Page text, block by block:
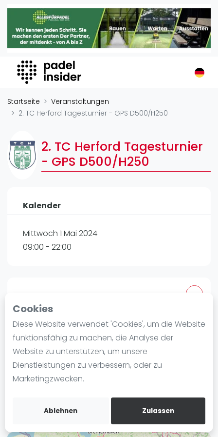
Cookies
Diese Website verwendet 'Cookies', um die Website
funktionsfähig zu machen, die Analyse der
Website zu unterstützen, um unsere
Dienstleistungen zu verbessern, oder zu
Marketingzwecken.
Ablehnen Zulassen
Padel Insider
Home
Organisationen
Buchungssysteme
Padel-Shops
Padel-Marken
Verschiedenes
Veranstaltungen
Playtomic
Ranking
Männer
Blog
Die Geschichte von Padel
Regeln und Punktzählung
Padel Schläge
Video
Startseite
Veranstaltungen
2. TC Herford Tagesturnier - GPS D500/H250
2. TC Herford Tagesturnier
- GPS D500/H250
Kalender
Mittwoch 1 Mai 2024
09:00 - 22:00
Tennisclub Herford von 1900 e.V.
Waldfriedenstraße 60
32049Herford
Routebeschrijving
rankedin.com